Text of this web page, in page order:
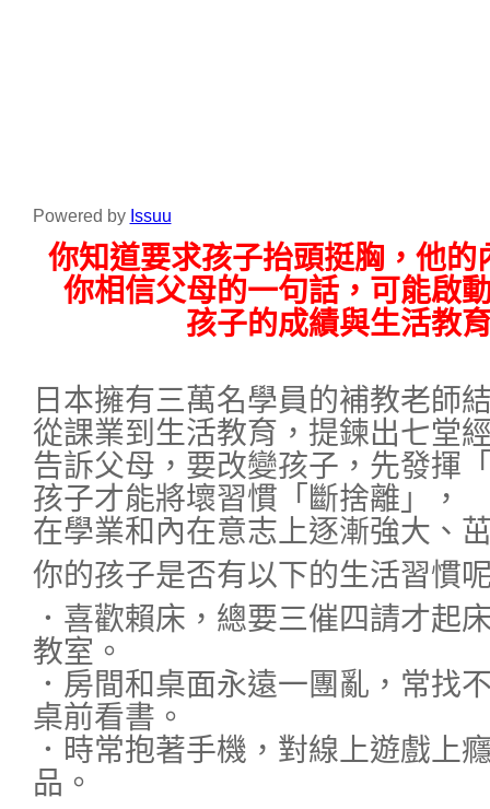
Powered by Issuu
你知道要求孩子抬頭挺胸，他的
你相信父母的一句話，可能啟
孩子的成績與生活教
日本擁有三萬名學員的補教老師
從課業到生活教育，提鍊出七堂
告訴父母，要改變孩子，先發揮
孩子才能將壞習慣「斷捨離」，
在學業和內在意志上逐漸強大、
你的孩子是否有以下的生活習慣
．喜歡賴床，總要三催四請才起
教室。
．房間和桌面永遠一團亂，常找
桌前看書。
．時常抱著手機，對線上遊戲上
品。